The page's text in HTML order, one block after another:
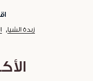
زبدة الشيا